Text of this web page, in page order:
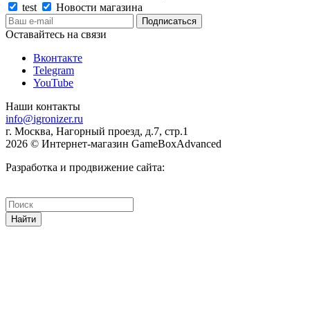
test
Новости магазина
Оставайтесь на связи
Вконтакте
Telegram
YouTube
Наши контакты
info@igronizer.ru
г. Москва, Нагорный проезд, д.7, стр.1
2026 © Интернет-магазин GameBoxAdvanced
Разработка и продвижение сайта:
Найти